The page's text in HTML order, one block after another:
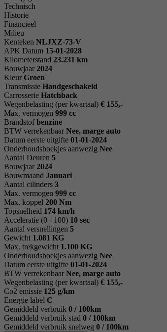
Technisch
Historie
Financieel
Milieu
Kenteken NLJXZ-73-V
APK Datum 15-01-2028
Kilometerstand 23.231 km
Bouwjaar 2024
Kleur Groen
Transmissie Handgeschakeld
Carrosserie Hatchback
Wegenbelasting (per kwartaal) € 155,-
Max. vermogen 999 cc
Brandstof benzine
BTW verrekenbaar Nee, marge auto
Datum eerste uitgifte 01-01-2024
Onderhoudsboekjes aanwezig Nee
Aantal Deuren 5
Bouwjaar 2024
Bouwmaand Januari
Aantal cilinders 3
Max. vermogen 999 cc
Max. koppel 200 Nm
Topsnelheid 174 km/h
Acceleratie (0 - 100) 10 sec
Aantal versnellingen 5
Gewicht 1.081 KG
Max. trekgewicht 1.100 KG
Onderhoudsboekjes aanwezig Nee
Datum eerste uitgifte 01-01-2024
BTW verrekenbaar Nee, marge auto
Wegenbelasting (per kwartaal) € 155,-
Co2 emissie 125 g/km
Energie label C
Gemiddeld verbruik 0 / 100km
Gemiddeld verbruik stad 0 / 100km
Gemiddeld verbruik snelweg 0 / 100km